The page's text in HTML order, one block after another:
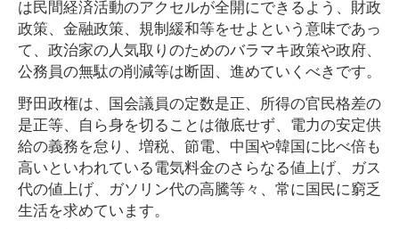
は民間経済活動のアクセルが全開にできるよう、財政
政策、金融政策、規制緩和等をせよという意味であっ
て、政治家の人気取りのためのバラマキ政策や政府、
公務員の無駄の削減等は断固、進めていくべきです。
野田政権は、国会議員の定数是正、所得の官民格差の
是正等、自ら身を切ることは徹底せず、電力の安定供
給の義務を怠り、増税、節電、中国や韓国に比べ倍も
高いといわれている電気料金のさらなる値上げ、ガス
代の値上げ、ガソリン代の高騰等々、常に国民に窮乏
生活を求めています。